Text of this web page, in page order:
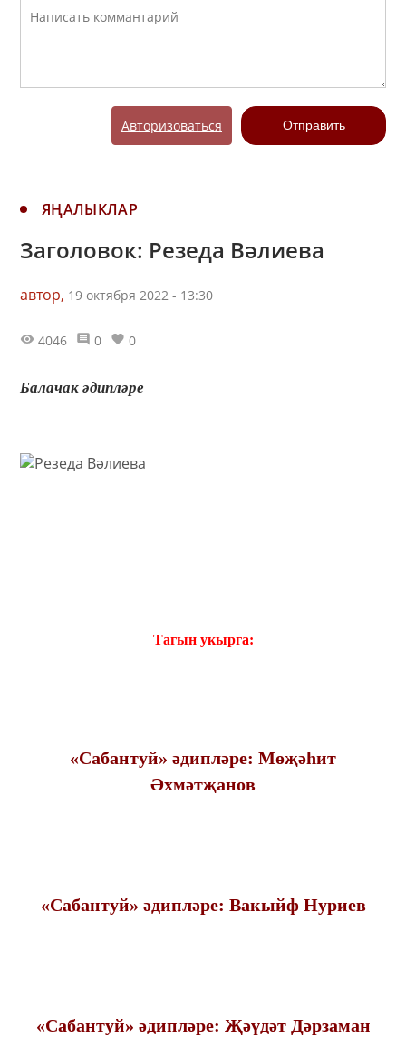
Авторизоваться Отправить
ЯҢАЛЫКЛАР
Заголовок: Резеда Вәлиева
автор, 19 октября 2022 - 13:30
4046 0 0
Балачак әдипләре
Тагын укырга:
«Сабантуй» әдипләре: Мөҗәһит
Әхмәтҗанов
«Сабантуй» әдипләре: Вакыйф Нуриев
«Сабантуй» әдипләре: Җәүдәт Дәрзаман